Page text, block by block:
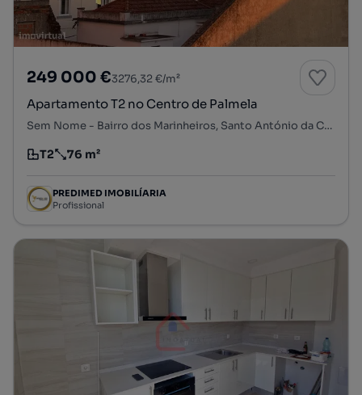
249 000 €3276,32 €/m²
Apartamento T2 no Centro de Palmela
Sem Nome - Bairro dos Marinheiros, Santo António da Charneca, Barreiro, Setúbal
Tipologia
T2
Preço por metro quadrado
76 m²
PREDIMED IMOBILÍARIA
Profissional